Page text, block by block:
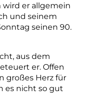
wird er allgemein
und seinem
seinen 90.
aus dem
er. Offen
großes Herz für
es nicht so gut